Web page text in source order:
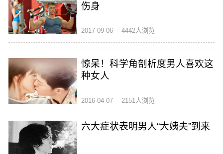
伤身
2017-09-06 4442人浏览
惊呆！科学角剖析度男人喜欢这
种女人
2016-04-07 2151人浏览
六大症状表明男人“大姨夫”到来